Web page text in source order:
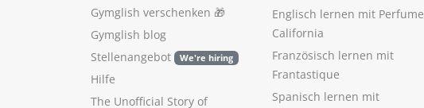
Gymglish verschenken 🎁
Gymglish blog
Stellenangebot
We're hiring
Hilfe
The Unofficial Story of
Englisch lernen mit Perfume
California
Französisch lernen mit
Frantastique
Spanisch lernen mit